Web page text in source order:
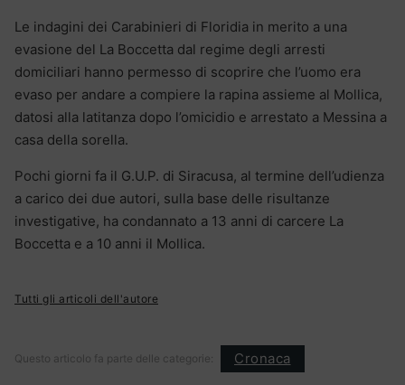
Le indagini dei Carabinieri di Floridia in merito a una
evasione del La Boccetta dal regime degli arresti
domiciliari hanno permesso di scoprire che l’uomo era
evaso per andare a compiere la rapina assieme al Mollica,
datosi alla latitanza dopo l’omicidio e arrestato a Messina a
casa della sorella.
Pochi giorni fa il G.U.P. di Siracusa, al termine dell’udienza
a carico dei due autori, sulla base delle risultanze
investigative, ha condannato a 13 anni di carcere La
Boccetta e a 10 anni il Mollica.
Tutti gli articoli dell'autore
Questo articolo fa parte delle categorie: Cronaca